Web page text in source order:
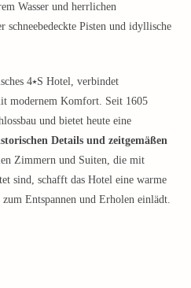
Wasser und herrlichen
schneebedeckte Pisten und idyllische
4⭑S Hotel, verbindet
modernem Komfort. Seit 1605
und bietet heute eine
Details und zeitgemäßen
Zimmern und Suiten, die mit
sind, schafft das Hotel eine warme
Entspannen und Erholen einlädt.